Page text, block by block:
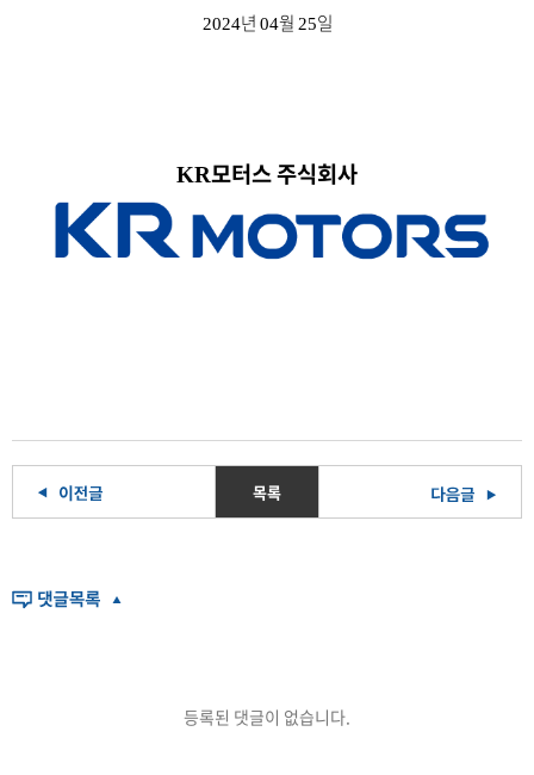
2024년 04월 25일
KR모터스 주식회사
목록
등록된 댓글이 없습니다.